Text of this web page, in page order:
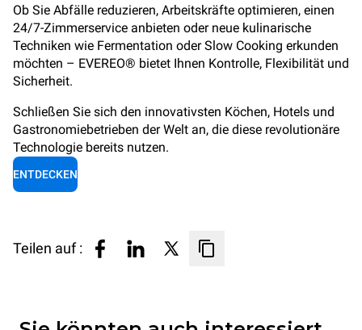
Ob Sie Abfälle reduzieren, Arbeitskräfte optimieren, einen
24/7-Zimmerservice anbieten oder neue kulinarische
Techniken wie Fermentation oder Slow Cooking erkunden
möchten – EVEREO® bietet Ihnen Kontrolle, Flexibilität und
Sicherheit.
Schließen Sie sich den innovativsten Köchen, Hotels und
Gastronomiebetrieben der Welt an, die diese revolutionäre
Technologie bereits nutzen.
ENTDECKEN
Teilen auf :